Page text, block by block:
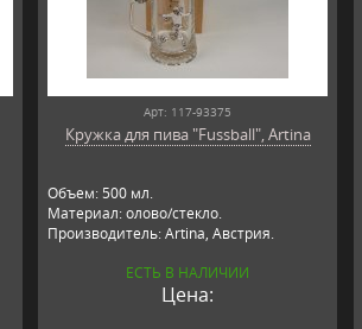
Арт: 117-93375
Кружка для пива "Fussball", Artina
Объем: 500 мл.
Материал: олово/стекло.
Производитель: Artina, Австрия.
ЕСТЬ В НАЛИЧИИ
Цена: